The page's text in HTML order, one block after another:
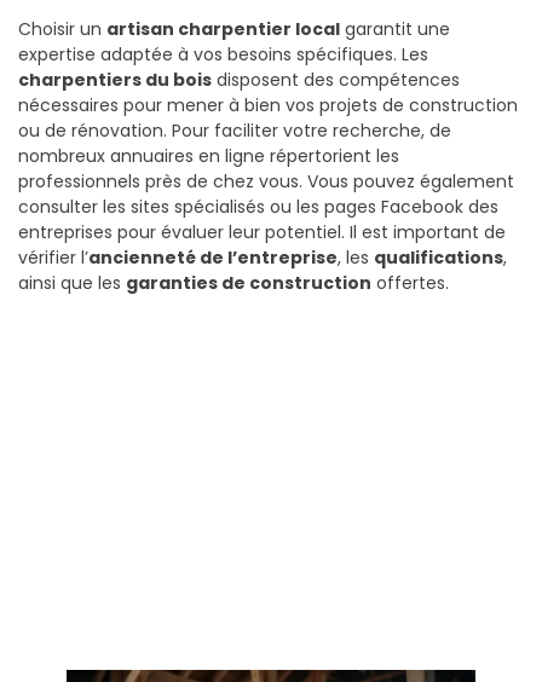
Choisir un artisan charpentier local garantit une
expertise adaptée à vos besoins spécifiques. Les
charpentiers du bois disposent des compétences
nécessaires pour mener à bien vos projets de construction
ou de rénovation. Pour faciliter votre recherche, de
nombreux annuaires en ligne répertorient les
professionnels près de chez vous. Vous pouvez également
consulter les sites spécialisés ou les pages Facebook des
entreprises pour évaluer leur potentiel. Il est important de
vérifier l’ancienneté de l’entreprise, les qualifications,
ainsi que les garanties de construction offertes.